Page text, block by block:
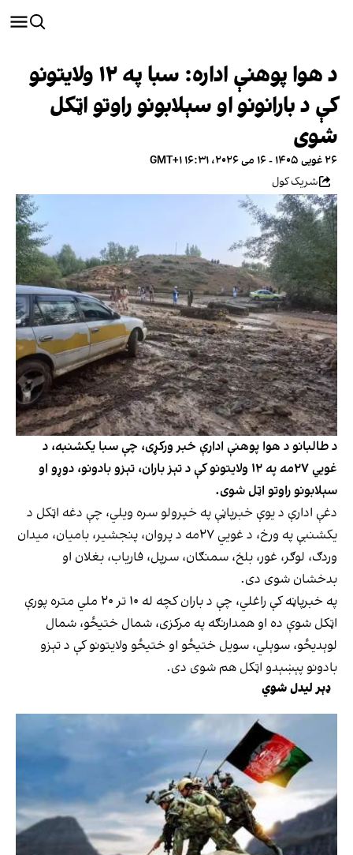
د هوا پوهنې اداره: سبا په ۱۲ ولایتونو
کې د بارانونو او سېلابونو راوتو اټکل
شوی
۲۶ غویی ۱۴۰۵ - ۱۶ می ۲۰۲۶، ۱۶:۳۱ GMT+۱
شریک کول
د طالبانو د هوا پوهنې ادارې خبر ورکړی، چې سبا یکشنبه، د
غويي ۲۷مه په ۱۲ ولایتونو کې د تېز باران، تېزو بادونو، دوړو او
سېلابونو راوتو اټل شوی.
دغې ادارې د یوې خبرپاڼې په خپرولو سره ویلي، چې دغه اټکل د
یکشنبې په ورخ، د غويي ۲۷مه د پروان، پنجشیر، بامیان، میدان
وردګ، لوګر، غور، بلخ، سمنګان، سرپل، فاریاب، بغلان او
بدخشان شوی دی.
په خبرپاڼه کې راغلي، چې د باران کچه له ۱۰ تر ۲۰ ملي متره پورې
اټکل شوې ده او همدارنګه په مرکزی، شمال ختیځو، شمال
لوېدیځو، سوېلي، سویل ختیځو او ختیځو ولایتونو کې د تېزو
بادونو پېښېدو اټکل هم شوی دی.
ډېر لیدل شوي